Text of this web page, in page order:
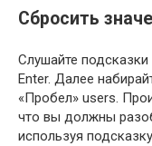
Сбросить
Слушайте
Enter. Далее
«Пробел» users.
что вы должны
используя